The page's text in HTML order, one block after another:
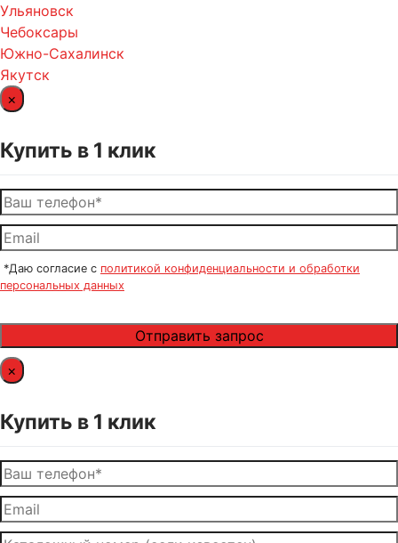
Ульяновск
Чебоксары
Южно-Сахалинск
Якутск
×
Купить в 1 клик
*Даю согласие с политикой конфиденциальности и обработки
персональных данных
×
Купить в 1 клик